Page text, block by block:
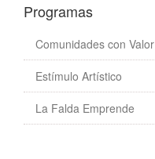
Programas
Comunidades con Valor
Estímulo Artístico
La Falda Emprende